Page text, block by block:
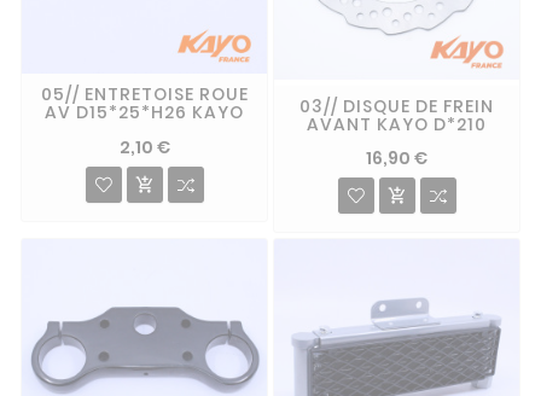
05// ENTRETOISE ROUE
AV D15*25*H26 KAYO
2,10 €

03// DISQUE DE FREIN
AVANT KAYO D*210
16,90 €
